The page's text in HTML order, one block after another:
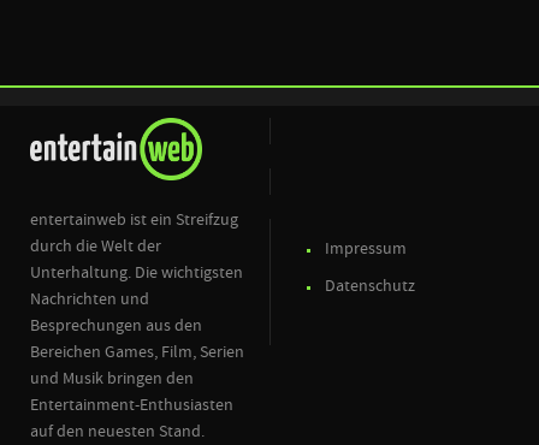
entertainweb ist ein Streifzug
durch die Welt der
Unterhaltung. Die wichtigsten
Nachrichten und
Besprechungen aus den
Bereichen Games, Film, Serien
und Musik bringen den
Entertainment-Enthusiasten
auf den neuesten Stand.
Impressum
Datenschutz